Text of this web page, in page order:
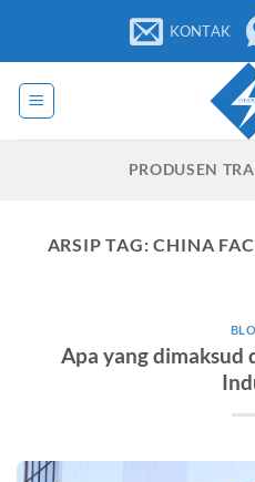
konten
KONTAK
PRODUSEN
ARSIP TAG:CHINA
Apa yang dimaksud